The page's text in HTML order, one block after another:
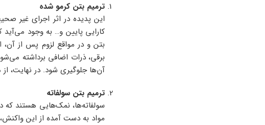
ترمیم بتن کرمو شده
این پدیده در اثر اجرای غیر
کارایی پایین و… به وجود‌
برقی، ذرات اضافی برداشته
آن‌ها جلوگیری شود. در نهایت،
ترمیم بتن سولفاته
سولفاته‌ها، نمک‌هایی هستند که
مواد به دست آمده از این